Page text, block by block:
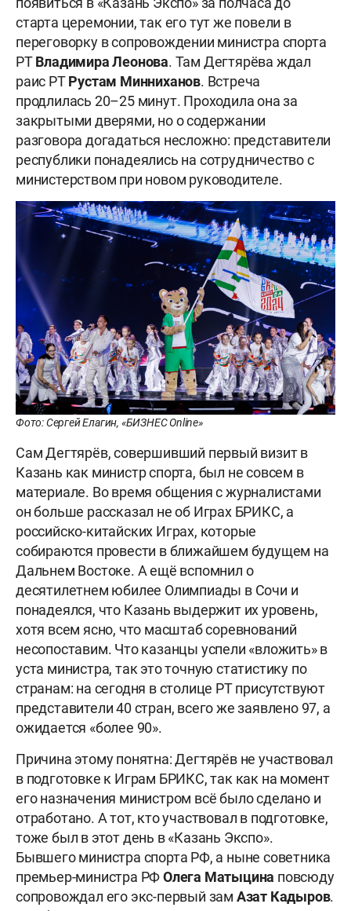
старта церемонии, так его тут же повели в
переговорку в сопровождении министра спорта
РТВладимира Леонова. Там Дегтярёва ждал
раис РТРустам Минниханов. Встреча
продлилась 20–25 минут. Проходила она за
закрытыми дверями, но о содержании
разговора догадаться несложно: представители
республики понадеялись на сотрудничество с
министерством при новом руководителе.
Фото: Сергей Елагин, «БИЗНЕС Online»
Сам Дегтярёв, совершивший первый визит в
Казань как министр спорта, был не совсем в
материале. Во время общения с журналистами
он больше рассказал не об Играх БРИКС, а
российско-китайских Играх, которые
собираются провести в ближайшем будущем на
Дальнем Востоке. А ещё вспомнил о
десятилетнем юбилее Олимпиады в Сочи и
понадеялся, что Казань выдержит их уровень,
хотя всем ясно, что масштаб соревнований
несопоставим. Что казанцы успели «вложить» в
уста министра, так это точную статистику по
странам: на сегодня в столице РТ присутствуют
представители 40 стран, всего же заявлено 97, а
ожидается «более 90».
Причина этому понятна: Дегтярёв не участвовал
в подготовке к Играм БРИКС, так как на момент
его назначения министром всё было сделано и
отработано. А тот, кто участвовал в подготовке,
тоже был в этот день в «Казань Экспо».
Бывшего министра спорта РФ, а ныне советника
премьер-министра РФОлега Матыцина повсюду
сопровождал его экс-первый зам Азат Кадыров.